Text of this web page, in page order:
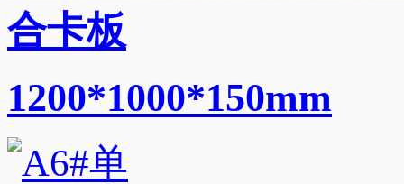
合卡板
1200*1000*150mm